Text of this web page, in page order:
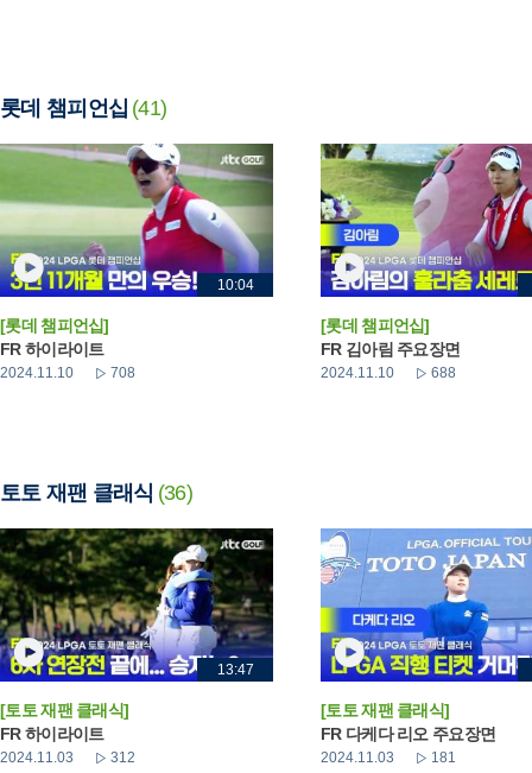
롯데 챔피언십 (41)
10:04
[롯데 챔피언십]
FR 하이라이트
2024.11.10 708
[롯데 챔피언십]
FR 김아림 주요장면
2024.11.10 688
토토 재팬 클래식 (36)
13:47
[토토 재팬 클래식]
FR 하이라이트
2024.11.03 312
[토토 재팬 클래식]
FR 다케다 리오 주요장면
2024.11.03 181